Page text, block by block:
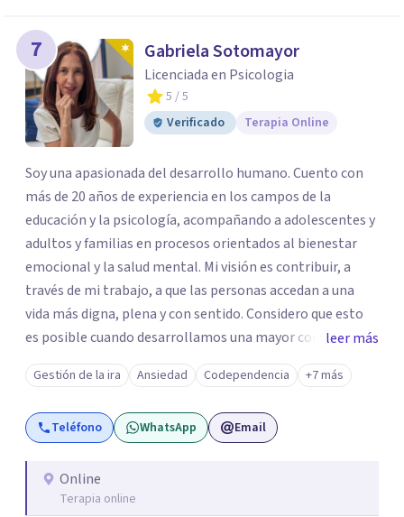
7 Gabriela Sotomayor
Licenciada en Psicologia
5 / 5
Verificado
Terapia Online
Soy una apasionada del desarrollo humano. Cuento con
más de 20 años de experiencia en los campos de la
educación y la psicología, acompañando a adolescentes y
adultos y familias en procesos orientados al bienestar
emocional y la salud mental. Mi visión es contribuir, a
través de mi trabajo, a que las personas accedan a una
vida más digna, plena y con sentido. Considero que esto
es posible cuando desarrollamos una mayor conciencia
de nuestro mundo interior y de la manera en que nuestras
experiencias influyen en nuestra forma de sentir, pensar y
relacionarnos. Mi misión es ofrecer un espacio de
acompañamiento en salud mental basado en la
cada persona. Integro conocimientos y herramientas de
la psicología con un enfoque informado en trauma para
leer más
Gestión de la ira Ansiedad Codependencia +7 más
Teléfono WhatsApp Email
Online
Terapia online